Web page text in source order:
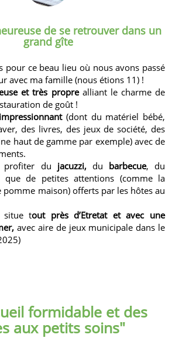
de se retrouver dans un
grand gîte
pour ce beau lieu où nous avons passé
avec ma famille (nous étions 11) !
et très propre alliant le charme de
de goût !
(dont du matériel bébé,
des livres, des jeux de société, des
haut de gamme par exemple) avec de
profiter du jacuzzi,du barbecue, du
que de petites attentions (comme la
pomme maison) offerts par les hôtes au
situe tout près d’Etretat et avec une
avec aire de jeux municipale dans le
formidable et des
aux petits soins"